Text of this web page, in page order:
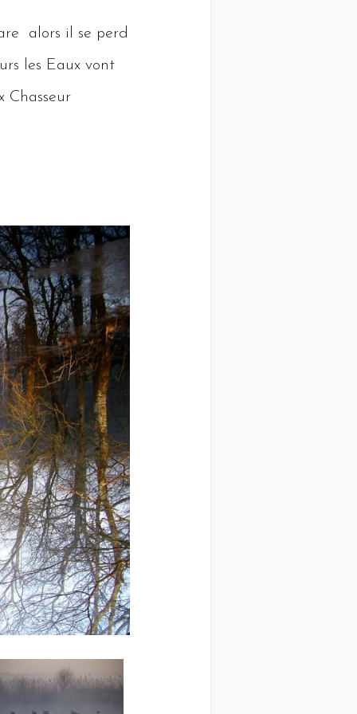
alors il se perd
les Eaux vont
Chasseur